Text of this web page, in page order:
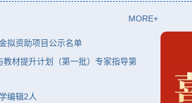
MORE+
拟资助项目公示名单
教材提升计划（第一批）专家指导第
编辑2人